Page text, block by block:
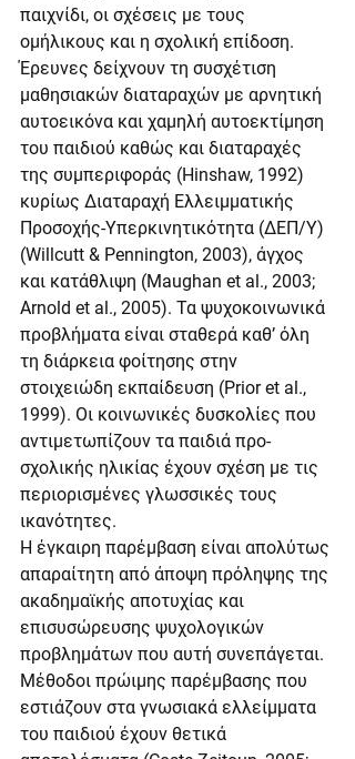
παιχνίδι, οι σχέσεις με τους
ομήλικους και η σχολική επίδοση.
Έρευνες δείχνουν τη συσχέτιση
μαθησιακών διαταραχών με αρνητική
αυτοεικόνα και χαμηλή αυτοεκτίμηση
του παιδιού καθώς και διαταραχές
της συμπεριφοράς (Hinshaw, 1992)
κυρίως Διαταραχή Ελλειμματικής
Προσοχής-Υπερκινητικότητα (ΔΕΠ/Υ)
(Willcutt & Pennington, 2003), άγχος
και κατάθλιψη (Maughan et al., 2003;
Arnold et al., 2005). Τα ψυχοκοινωνικά
προβλήματα είναι σταθερά καθ’ όλη
τη διάρκεια φοίτησης στην
στοιχειώδη εκπαίδευση (Prior et al.,
1999). Οι κοινωνικές δυσκολίες που
αντιμετωπίζουν τα παιδιά προ-
σχολικής ηλικίας έχουν σχέση με τις
περιορισμένες γλωσσικές τους
ικανότητες.
Η έγκαιρη παρέμβαση είναι απολύτως
απαραίτητη από άποψη πρόληψης της
ακαδημαϊκής αποτυχίας και
επισυσώρευσης ψυχολογικών
προβλημάτων που αυτή συνεπάγεται.
Μέθοδοι πρώιμης παρέμβασης που
εστιάζουν στα γνωσιακά ελλείμματα
του παιδιού έχουν θετικά